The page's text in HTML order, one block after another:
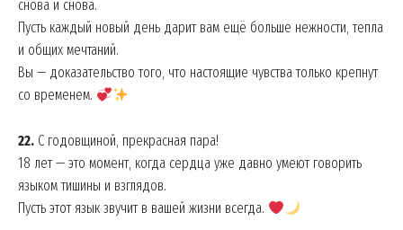
снова и снова.
Пусть каждый новый день дарит вам ещё больше нежности, тепла
и общих мечтаний.
Вы — доказательство того, что настоящие чувства только крепнут
со временем.
22. С годовщиной, прекрасная пара!
18 лет — это момент, когда сердца уже давно умеют говорить
языком тишины и взглядов.
Пусть этот язык звучит в вашей жизни всегда.